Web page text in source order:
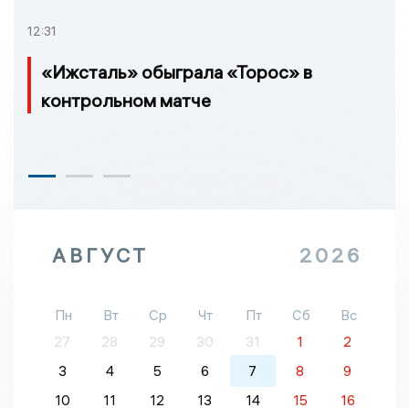
12:31
«Ижсталь» обыграла «Торос» в
контрольном матче
АВГУСТ 2026
Пн Вт Ср Чт Пт Сб
Вс
27
28 29 30 31 1
2
3
4 5 6 7 8
9
10
11 12 13 14 15 16